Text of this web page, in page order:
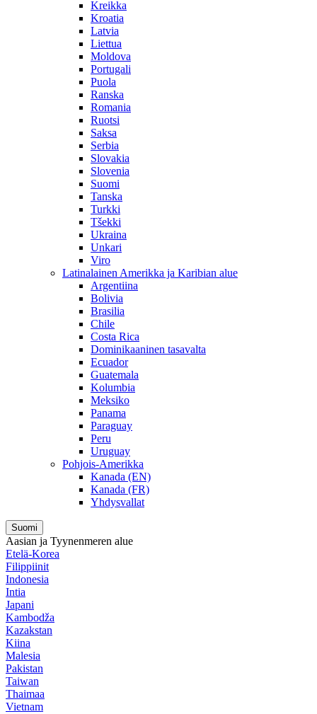
Kreikka
Kroatia
Latvia
Liettua
Moldova
Portugali
Puola
Ranska
Romania
Ruotsi
Saksa
Serbia
Slovakia
Slovenia
Suomi
Tanska
Turkki
Tšekki
Ukraina
Unkari
Viro
Latinalainen Amerikka ja Karibian alue
Argentiina
Bolivia
Brasilia
Chile
Costa Rica
Dominikaaninen tasavalta
Ecuador
Guatemala
Kolumbia
Meksiko
Panama
Paraguay
Peru
Uruguay
Pohjois-Amerikka
Kanada (EN)
Kanada (FR)
Yhdysvallat
Suomi
Aasian ja Tyynenmeren alue
Etelä-Korea
Filippiinit
Indonesia
Intia
Japani
Kambodža
Kazakstan
Kiina
Malesia
Pakistan
Taiwan
Thaimaa
Vietnam